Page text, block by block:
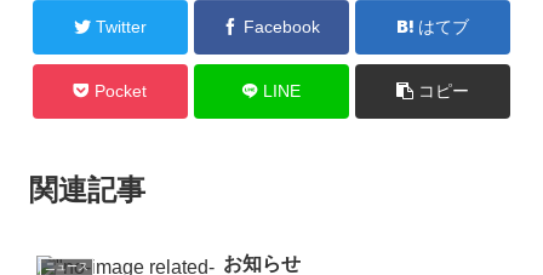
Twitter Facebook はてブ
Pocket LINE コピー
関連記事
ニュース お知らせ